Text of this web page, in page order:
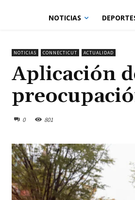
NOTICIAS
NOTICIAS CONNECTICUT ACTUALIDAD
Aplicación
0 801